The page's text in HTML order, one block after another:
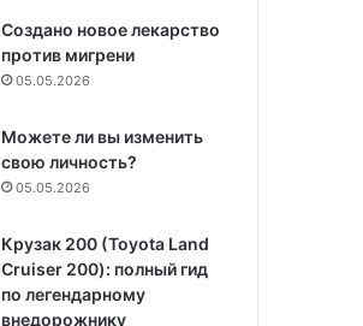
Создано новое лекарство
против мигрени
05.05.2026
Можете ли вы изменить
свою личность?
05.05.2026
Крузак 200 (Toyota Land
Cruiser 200): полный гид
по легендарному
внедорожнику